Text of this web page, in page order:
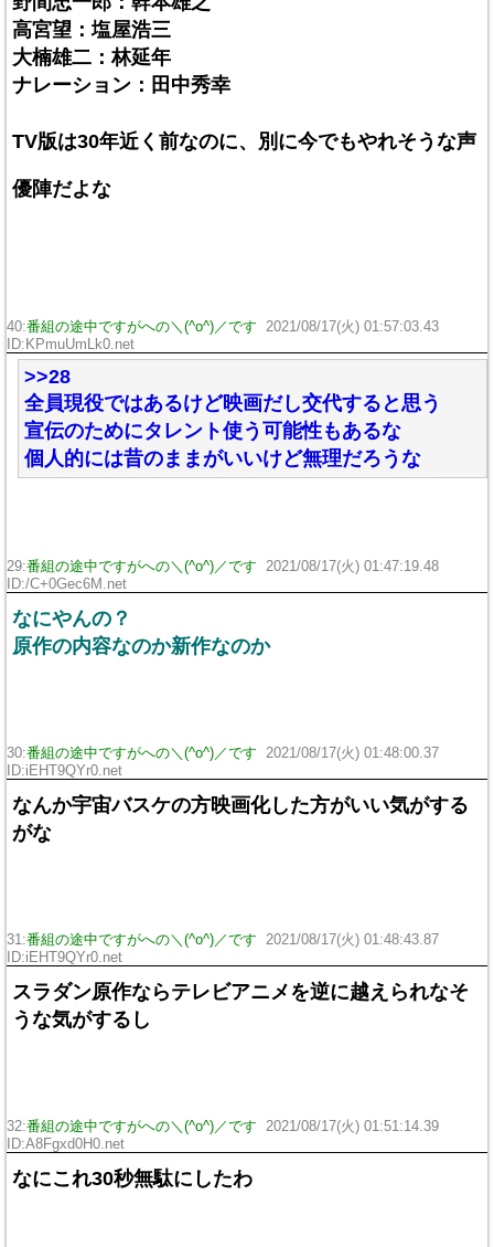
高宮望：塩屋浩三
大楠雄二：林延年
ナレーション：田中秀幸
TV版は30年近く前なのに、別に今でもやれそうな声
優陣だよな
40:番組の途中ですがへの＼(^o^)／です
2021/08/17(火) 01:57:03.43
ID:KPmuUmLk0.net
>>28
全員現役ではあるけど映画だし交代すると思う
宣伝のためにタレント使う可能性もあるな
個人的には昔のままがいいけど無理だろうな
29:番組の途中ですがへの＼(^o^)／です
2021/08/17(火) 01:47:19.48
ID:/C+0Gec6M.net
なにやんの？
原作の内容なのか新作なのか
30:番組の途中ですがへの＼(^o^)／です
2021/08/17(火) 01:48:00.37
ID:iEHT9QYr0.net
なんか宇宙バスケの方映画化した方がいい気がする
がな
31:番組の途中ですがへの＼(^o^)／です
2021/08/17(火) 01:48:43.87
ID:iEHT9QYr0.net
スラダン原作ならテレビアニメを逆に越えられなそ
うな気がするし
32:番組の途中ですがへの＼(^o^)／です
2021/08/17(火) 01:51:14.39
ID:A8Fgxd0H0.net
なにこれ30秒無駄にしたわ